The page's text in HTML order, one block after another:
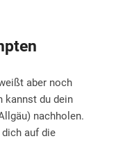
aber noch
kannst du dein
nachholen.
auf die